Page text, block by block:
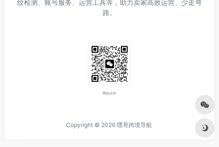
纹检测、账号服务、运营工具等，助力卖家高效运营、少走弯
路。
网站合作
Copyright © 2026 嘿哥跨境导航